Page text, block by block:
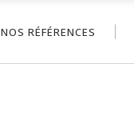
NOS RÉFÉRENCES